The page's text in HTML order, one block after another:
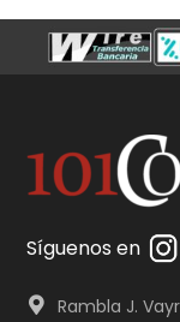
Síguenos en
Rambla J.